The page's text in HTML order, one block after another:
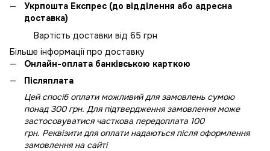
Укрпошта Експрес (до відділення або адресна
доставка)
Вартість доставки від 65 грн
Більше інформації про доставку
Онлайн-оплата банківською карткою
Післяплата
Цей спосіб оплати можливий для замовлень сумою
понад 300 грн. Для підтвердження замовлення може
застосовуватися часткова передоплата 100
грн. Реквізити для оплати надаються після оформлення
замовлення на сайті